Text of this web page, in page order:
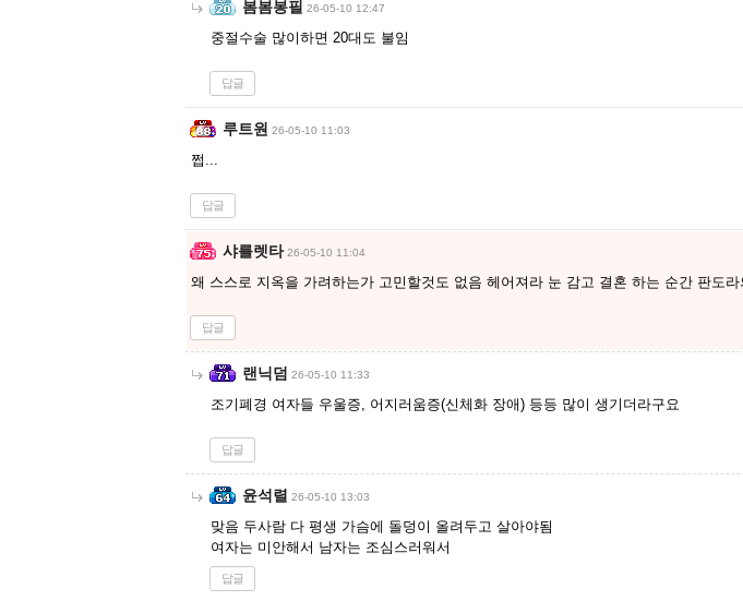
봄봄봉필 26-05-10 12:47
중절수술 많이하면 20대도 불임
답글
루트원 26-05-10 11:03
쩝...
답글
샤를렛타 26-05-10 11:04
왜 스스로 지옥을 가려하는가 고민할것도 없음 헤어져라 눈 감고 결혼 하는 순간 판도
답글
랜닉덤 26-05-10 11:33
조기폐경 여자들 우울증, 어지러움증(신체화 장애) 등등 많이 생기더라구요
답글
윤석렬 26-05-10 13:03
맞음 두사람 다 평생 가슴에 돌덩이 올려두고 살아야됨
여자는 미안해서 남자는 조심스러워서
답글